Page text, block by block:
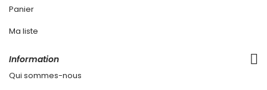
Panier
Ma liste
Information
Qui sommes-nous